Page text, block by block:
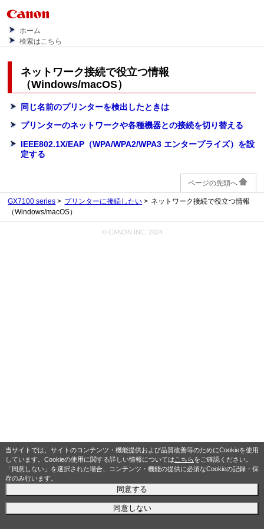
当サイトでは、サイトのコンテンツ・機能提供および品質改善等のためにCookieを使用
しています。Cookieの使用に関する詳しい情報については こちらをご確認ください。
「同意しない」を選択された場合、コンテンツ・機能の提供に必須なCookieの記録・保
存のみ行います。
同意する
同意しない
ホーム
検索はこちら
ネットワーク接続で役立つ情報
（Windows/macOS）
同じ名前のプリンターを検出したときは
プリンターのネットワークや各種機器との接続を切り替える
IEEE802.1X/EAP（WPA/WPA2/WPA3 エンタープライズ）を設
定する
ページの先頭へ
GX7100 series プリンターに接続したい
ネットワーク接続で役立つ情報
（Windows/macOS）
© CANON INC. 2024